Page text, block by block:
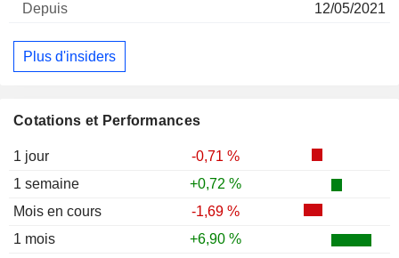
Cotations et Performances
1 jour
-0,71 %
1 semaine
+0,72 %
Mois en cours
-1,69 %
1 mois
+6,90 %
12/05/2021
Plus d'insiders